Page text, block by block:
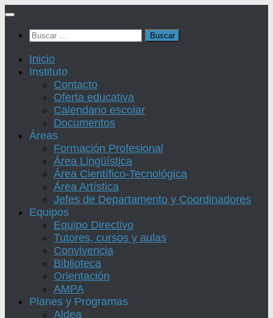
Saltar
contenido
Buscar:
Inicio
Instituto
Contacto
Oferta educativa
Calendario escolar
Documentos
Áreas
Formación Profesional
Área Lingüística
Área Científico-Tecnológica
Área Artística
Jefes de Departamento y Coordinadores
Equipos
Equipo Directivo
Tutores, cursos y aulas
Convivencia
Biblioteca
Orientación
AMPA
Planes y Programas
Aldea